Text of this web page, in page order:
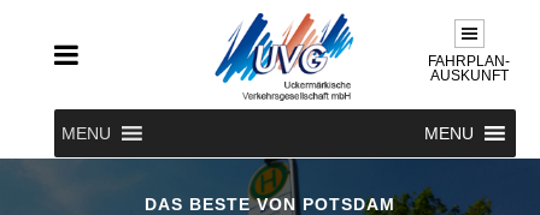
FAHRPLAN-
AUSKUNFT
MENU MENU
DAS BESTE VON POTSDAM